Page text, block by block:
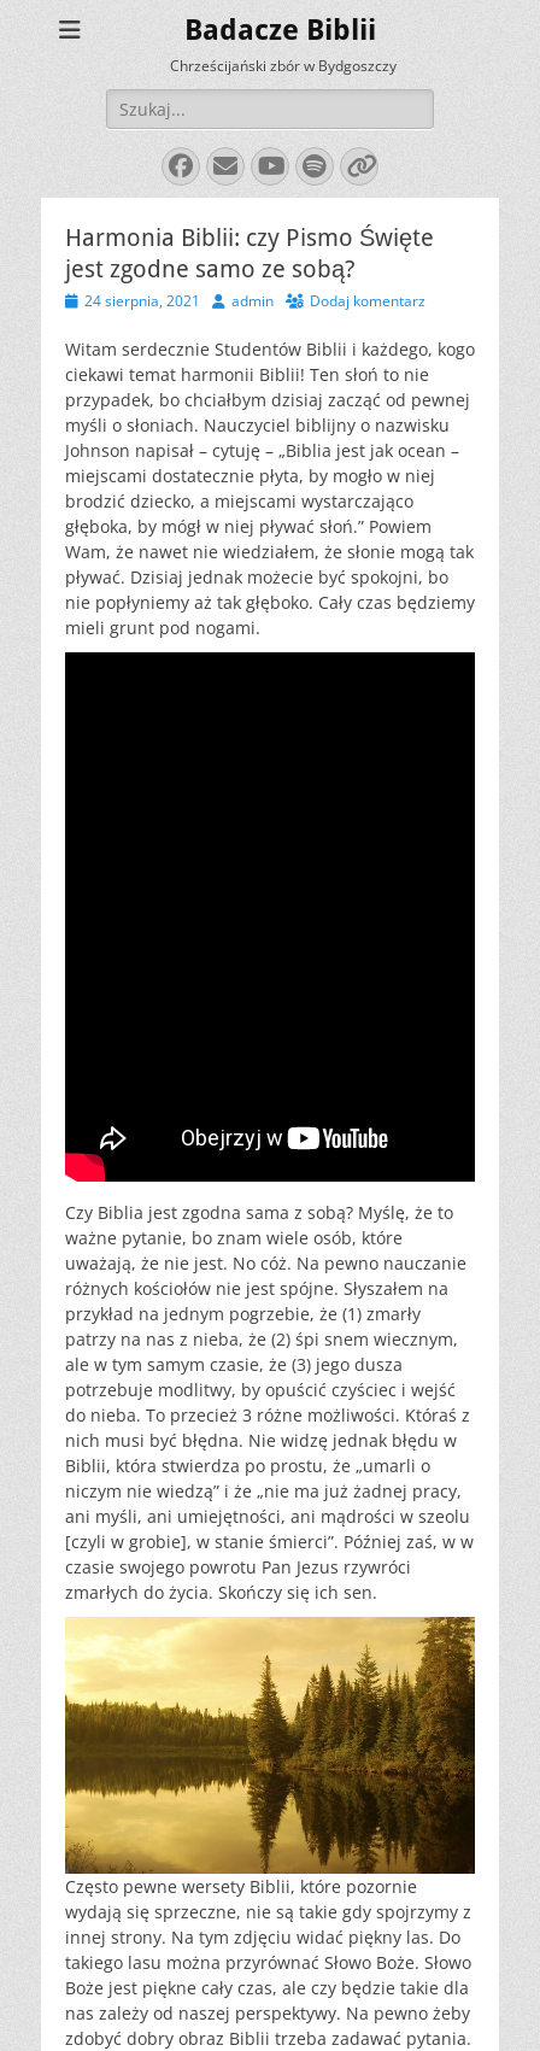
Badacze Biblii
Chrześcijański zbór w Bydgoszczy
Szukaj:
Facebook
E-
mail
YouTube
Spotify
Link
Harmonia Biblii: czy Pismo Święte
jest zgodne samo ze sobą?
Opublikowano
24 sierpnia, 2021 Autoradmin Dodaj komentarz
Witam serdecznie Studentów Biblii i każdego, kogo
ciekawi temat harmonii Biblii! Ten słoń to nie
przypadek, bo chciałbym dzisiaj zacząć od pewnej
myśli o słoniach. Nauczyciel biblijny o nazwisku
Johnson napisał – cytuję – „Biblia jest jak ocean –
miejscami dostatecznie płyta, by mogło w niej
brodzić dziecko, a miejscami wystarczająco
głęboka, by mógł w niej pływać słoń.” Powiem
Wam, że nawet nie wiedziałem, że słonie mogą tak
pływać. Dzisiaj jednak możecie być spokojni, bo
nie popłyniemy aż tak głęboko. Cały czas będziemy
mieli grunt pod nogami.
Czy Biblia jest zgodna sama z sobą? Myślę, że to
ważne pytanie, bo znam wiele osób, które
uważają, że nie jest. No cóż. Na pewno nauczanie
różnych kościołów nie jest spójne. Słyszałem na
przykład na jednym pogrzebie, że (1) zmarły
patrzy na nas z nieba, że (2) śpi snem wiecznym,
ale w tym samym czasie, że (3) jego dusza
potrzebuje modlitwy, by opuścić czyściec i wejść
do nieba. To przecież 3 różne możliwości. Któraś z
nich musi być błędna. Nie widzę jednak błędu w
Biblii, która stwierdza po prostu, że „umarli o
niczym nie wiedzą” i że „nie ma już żadnej pracy,
ani myśli, ani umiejętności, ani mądrości w szeolu
[czyli w grobie], w stanie śmierci”. Później zaś, w w
czasie swojego powrotu Pan Jezus rzywróci
zmarłych do życia. Skończy się ich sen.
Często pewne wersety Biblii, które pozornie
wydają się sprzeczne, nie są takie gdy spojrzymy z
innej strony. Na tym zdjęciu widać piękny las. Do
takiego lasu można przyrównać Słowo Boże. Słowo
Boże jest piękne cały czas, ale czy będzie takie dla
nas zależy od naszej perspektywy. Na pewno żeby
zdobyć dobry obraz Biblii trzeba zadawać pytania.